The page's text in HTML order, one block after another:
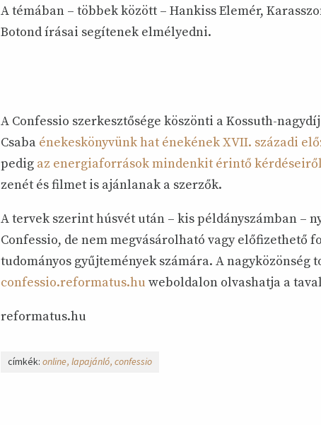
A témában – többek között – Hankiss Elemér,
Botond írásai segítenek elmélyedni.
A Confessio szerkesztősége köszönti a Kossuth-
Csaba énekeskönyvünk hat énekének XVII. századi
pedig az energiaforrások mindenkit érintő kérdéseiről
zenét és filmet is ajánlanak a szerzők.
A tervek szerint húsvét után – kis példányszámban –
Confessio, de nem megvásárolható vagy előfizethető
tudományos gyűjtemények számára. A nagyközönség
confessio.reformatus.hu weboldalon olvashatja a
reformatus.hu
címkék: online lapajánló confessio